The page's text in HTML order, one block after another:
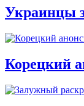
Украинцы
Корецкий